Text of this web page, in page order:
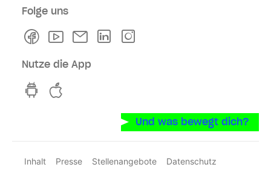
Folge uns
FacebookYoutubeNewsletterLinkedln
Nutze die App
hvv switch App auf GooglePlay
Und was bewegt dich?
Inhalt Presse Stellenangebote
Datenschutz